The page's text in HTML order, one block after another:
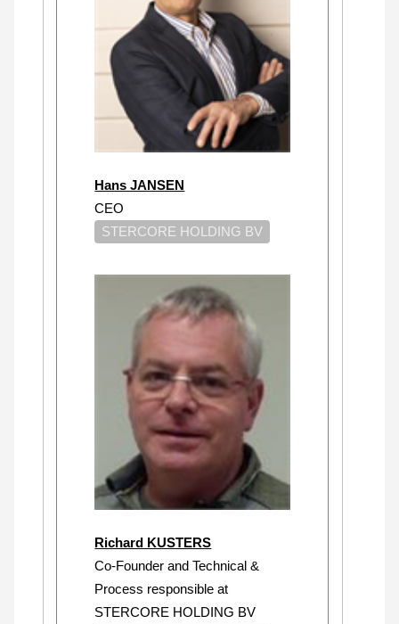
Hans JANSEN
CEO
STERCORE HOLDING BV
Richard KUSTERS
Co-Founder and Technical &
Process responsible at
STERCORE HOLDING BV